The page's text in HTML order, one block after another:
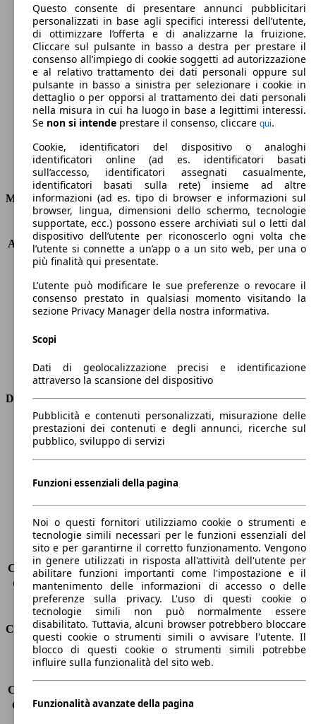
94 g/km
Emissioni di CO2 (combinato)*
Ø 4.2 l/100km
Consumi
Motore e Prestazioni
KW (PS)
114 kW (155 PS)
Accelerazione (0-100 km/h)
9.0s
Velocità massima (km/h)
209 km/h
Coppia
190 nm
Cilindrata
999 ccm
Carburante
Cilindri
Tipo di trazione
trazione anteriore
Dimensioni
Lunghezza
4690 mm
Altezza
1530 mm
Larghezza
1850 mm
Peso massimo
1940 kg
Carico massimo
-
Porte
5
Sedili
5
Carico sul tetto
-
Capacità di traino (senza freni) -
Capacità di traino (con freni)
-
Volume del bagagliaio
608 - 1653 l
Consumi
Emissioni di CO2*
94 g/km (komb.)
Consumo (extra-urbano)
Consumo (combinato)* 4.2 l/100km
Questo consente di presentare annunci pubblicitari
personalizzati in base agli specifici interessi dell’utente,
di ottimizzare l’offerta e di analizzarne la fruizione.
Cliccare sul pulsante in basso a destra per prestare il
consenso all’impiego di cookie soggetti ad autorizzazione
e al relativo trattamento dei dati personali oppure sul
pulsante in basso a sinistra per selezionare i cookie in
dettaglio o per opporsi al trattamento dei dati personali
nella misura in cui ha luogo in base a legittimi interessi.
Se non si intende prestare il consenso, cliccare qui.
Cookie, identificatori del dispositivo o analoghi
identificatori online (ad es. identificatori basati
sull’accesso, identificatori assegnati casualmente,
identificatori basati sulla rete) insieme ad altre
informazioni (ad es. tipo di browser e informazioni sul
browser, lingua, dimensioni dello schermo, tecnologie
supportate, ecc.) possono essere archiviati sul o letti dal
dispositivo dell’utente per riconoscerlo ogni volta che
l’utente si connette a un’app o a un sito web, per una o
più finalità qui presentate.
L’utente può modificare le sue preferenze o revocare il
consenso prestato in qualsiasi momento visitando la
sezione Privacy Manager della nostra informativa.
Scopi
Dati di geolocalizzazione precisi e identificazione
attraverso la scansione del dispositivo
Pubblicità e contenuti personalizzati, misurazione delle
prestazioni dei contenuti e degli annunci, ricerche sul
pubblico, sviluppo di servizi
Funzioni essenziali della pagina
Noi o questi fornitori utilizziamo cookie o strumenti e
tecnologie simili necessari per le funzioni essenziali del
sito e per garantirne il corretto funzionamento. Vengono
in genere utilizzati in risposta all'attività dell'utente per
abilitare funzioni importanti come l'impostazione e il
mantenimento delle informazioni di accesso o delle
preferenze sulla privacy. L'uso di questi cookie o
tecnologie simili non può normalmente essere
disabilitato. Tuttavia, alcuni browser potrebbero bloccare
questi cookie o strumenti simili o avvisare l'utente. Il
blocco di questi cookie o strumenti simili potrebbe
influire sulla funzionalità del sito web.
Funzionalità avanzate della pagina